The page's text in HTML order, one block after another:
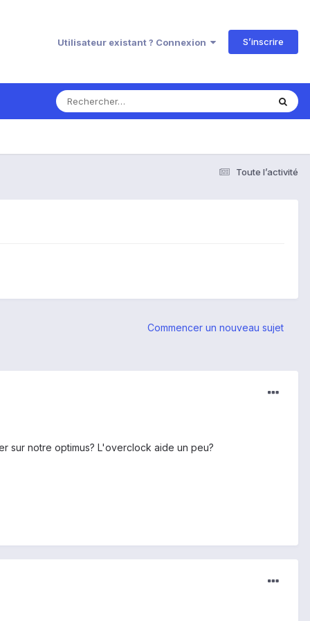
Utilisateur existant ? Connexion S’inscrire
Toute l’activité
Commencer un nouveau sujet
sur notre optimus? L'overclock aide un peu?